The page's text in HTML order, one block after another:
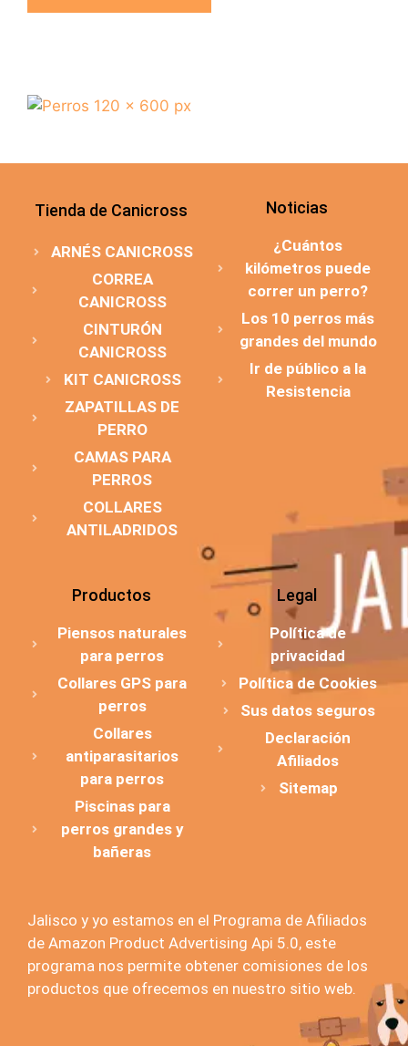
Tienda de Canicross
ARNÉS CANICROSS
CORREA
CANICROSS
CINTURÓN
CANICROSS
KIT CANICROSS
ZAPATILLAS DE
PERRO
CAMAS PARA
PERROS
COLLARES
ANTILADRIDOS
Noticias
¿Cuántos
kilómetros puede
correr un perro?
Los 10 perros más
grandes del mundo
Ir de público a la
Resistencia
Productos
Piensos naturales
para perros
Collares GPS para
perros
Collares
antiparasitarios
para perros
Piscinas para
perros grandes y
bañeras
Legal
Política de
privacidad
Política de Cookies
Sus datos seguros
Declaración
Afiliados
Sitemap
Jalisco y yo estamos en el Programa de Afiliados
de Amazon Product Advertising Api 5.0, este
programa nos permite obtener comisiones de los
productos que ofrecemos en nuestro sitio web.